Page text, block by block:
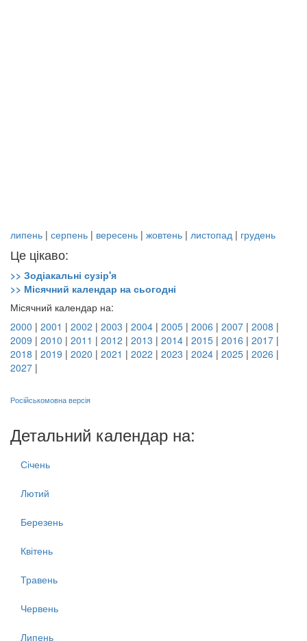
липень | серпень | вересень | жовтень | листопад | грудень
Це цікаво:
>> Зодіакальні сузір'я
>> Місячний календар на сьогодні
Місячний календар на:
2000 | 2001 | 2002 | 2003 | 2004 | 2005 | 2006 | 2007 | 2008 |
2009 | 2010 | 2011 | 2012 | 2013 | 2014 | 2015 | 2016 | 2017 |
2018 | 2019 | 2020 | 2021 | 2022 | 2023 | 2024 | 2025 | 2026 |
2027 |
Російськомовна версія
Детальний календар на:
Січень
Лютий
Березень
Квітень
Травень
Червень
Липень